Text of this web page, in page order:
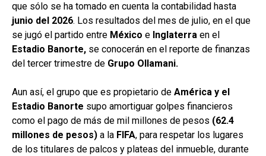
que sólo se ha tomado en cuenta la contabilidad hasta
junio del 2026. Los resultados del mes de julio, en el que
se jugó el partido entre México e Inglaterra en el
Estadio Banorte, se conocerán en el reporte de finanzas
del tercer trimestre de Grupo Ollamani.
Aun así, el grupo que es propietario de América y el
Estadio Banorte supo amortiguar golpes financieros
como el pago de más de mil millones de pesos (62.4
millones de pesos) a la FIFA, para respetar los lugares
de los titulares de palcos y plateas del inmueble, durante